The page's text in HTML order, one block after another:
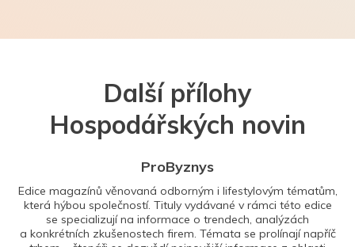
Další přílohy
Hospodářských novin
ProByznys
Edice magazínů věnovaná odborným i lifestylovým tématům,
která hýbou společností. Tituly vydávané v rámci této edice
se specializují na informace o trendech, analýzách
a konkrétních zkušenostech firem. Témata se prolínají napříč